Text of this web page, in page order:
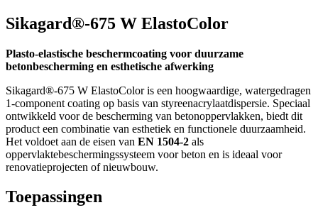
Sikagard®-675 W ElastoColor
Plasto-elastische beschermcoating voor duurzame
betonbescherming en esthetische afwerking
Sikagard®-675 W ElastoColor is een hoogwaardige, watergedragen
1-component coating op basis van styreenacrylaatdispersie. Speciaal
ontwikkeld voor de bescherming van betonoppervlakken, biedt dit
product een combinatie van esthetiek en functionele duurzaamheid.
Het voldoet aan de eisen van EN 1504-2 als
oppervlaktebeschermingssysteem voor beton en is ideaal voor
renovatieprojecten of nieuwbouw.
Toepassingen